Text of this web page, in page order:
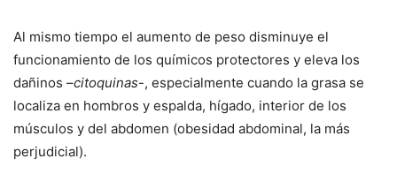
Al mismo tiempo el aumento de peso disminuye el
funcionamiento de los químicos protectores y eleva los
dañinos –citoquinas-, especialmente cuando la grasa se
localiza en hombros y espalda, hígado, interior de los
músculos y del abdomen (obesidad abdominal, la más
perjudicial).